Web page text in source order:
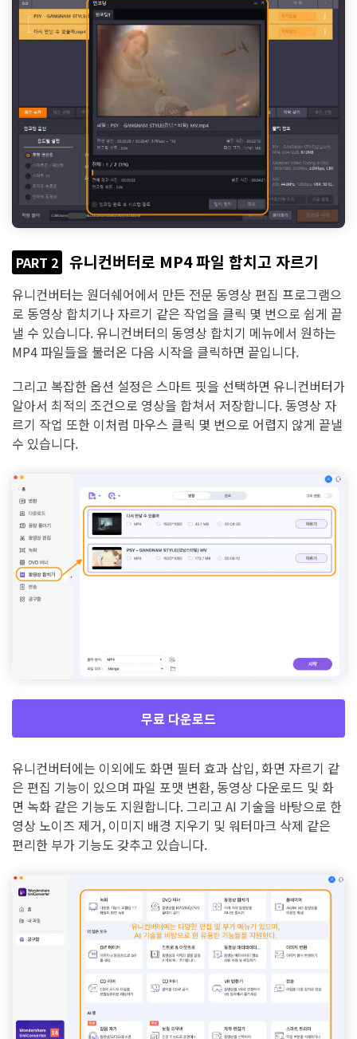
PART 2 유니컨버터로 MP4 파일 합치고 자르기
유니컨버터는 원더쉐어에서 만든 전문 동영상 편집 프로그램으
로 동영상 합치기나 자르기 같은 작업을 클릭 몇 번으로 쉽게 끝
낼 수 있습니다. 유니컨버터의 동영상 합치기 메뉴에서 원하는
MP4 파일들을 불러온 다음 시작을 클릭하면 끝입니다.
그리고 복잡한 옵션 설정은 스마트 핏을 선택하면 유니컨버터가
알아서 최적의 조건으로 영상을 합쳐서 저장합니다. 동영상 자
르기 작업 또한 이처럼 마우스 클릭 몇 번으로 어렵지 않게 끝낼
수 있습니다.
무료 다운로드
유니컨버터에는 이외에도 화면 필터 효과 삽입, 화면 자르기 같
은 편집 기능이 있으며 파일 포맷 변환, 동영상 다운로드 및 화
면 녹화 같은 기능도 지원합니다. 그리고 AI 기술을 바탕으로 한
영상 노이즈 제거, 이미지 배경 지우기 및 워터마크 삭제 같은
편리한 부가 기능도 갖추고 있습니다.